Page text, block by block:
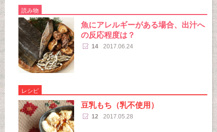
読み物
魚にアレルギーがある場合、出汁へ
の反応程度は？
14 2017.06.24
レシピ
豆乳もち（乳不使用）
12 2017.05.28